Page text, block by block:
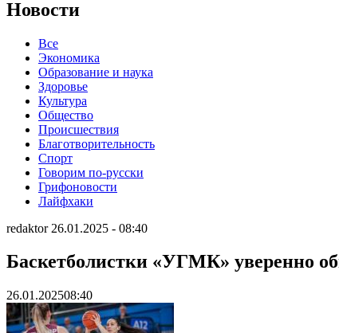
Новости
Все
Экономика
Образование и наука
Здоровье
Культура
Общество
Происшествия
Благотворительность
Спорт
Говорим по-русски
Грифоновости
Лайфхаки
redaktor 26.01.2025 - 08:40
Баскетболистки «УГМК» уверенно
26.01.202508:40